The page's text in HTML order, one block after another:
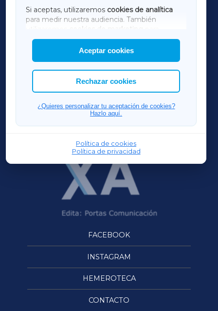
Si aceptas, utilizaremos cookies de analítica
para medir nuestra audiencia. También
utilizaremos
cookies de marketing
mostrar publicidad de terceros.
Asimismo, puedes personalizar la elección de
las cookies que deseas permitir.
Aceptar cookies
Rechazar cookies
¿Quieres personalizar tu aceptación de cookies?
Hazlo aquí.
Política de cookies
Política de privacidad
AMARIÑAXA
RIBEIRASACRAXA
ACORUÑAXA
FERROLXA
OURENSEXA
FACEBOOK
INSTAGRAM
HEMEROTECA
CONTACTO